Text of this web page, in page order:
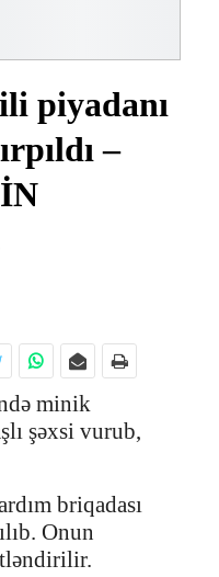
piyadanı
–
minik
şəxsi vurub,
briqadası
Onun